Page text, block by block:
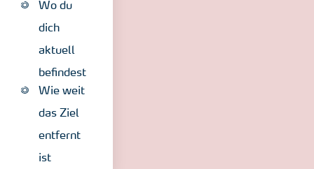
Wo du
dich
aktuell
befindest
Wie weit
das Ziel
entfernt
ist